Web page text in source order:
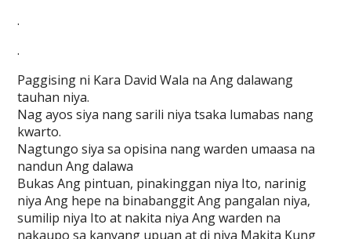
.
.
Paggising ni Kara David Wala na Ang dalawang
tauhan niya.
Nag ayos siya nang sarili niya tsaka lumabas nang
kwarto.
Nagtungo siya sa opisina nang warden umaasa na
nandun Ang dalawa
Bukas Ang pintuan, pinakinggan niya Ito, narinig
niya Ang hepe na binabanggit Ang pangalan niya,
sumilip niya Ito at nakita niya Ang warden na
nakaupo sa kanyang upuan at di niya Makita Kung